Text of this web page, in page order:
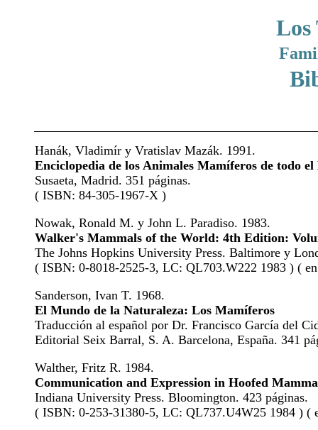
Los
Hanák, Vladimír y Vratislav Mazák. 1991.
Enciclopedia de los Animales Mamíferos de todo
Susaeta, Madrid. 351 páginas.
( ISBN: 84-305-1967-X )
Nowak, Ronald M. y John L. Paradiso. 1983.
Walker's Mammals of the World: 4th Edition:
The Johns Hopkins University Press. Baltimore y
( ISBN: 0-8018-2525-3, LC: QL703.W222 1983 ) (
Sanderson, Ivan T. 1968.
El Mundo de la Naturaleza: Los Mamíferos
Traducción al español por Dr. Francisco García del
Editorial Seix Barral, S. A. Barcelona, España. 341
Walther, Fritz R. 1984.
Communication and Expression in Hoofed
Indiana University Press. Bloomington. 423 páginas.
( ISBN: 0-253-31380-5, LC: QL737.U4W25 1984 ) (